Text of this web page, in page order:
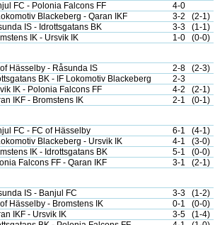
FC - Polonia Falcons FF
4-0
Blackeberg - Qaran IKF 3-2
(2-1)
IS - Idrottsgatans BK 3-3
(1-1)
IK - Ursvik IK 1-0 (0-0)
of Hässelby - Råsunda IS 2-8
(2-3)
BK - IF Lokomotiv Blackeberg
2-3
IK - Polonia Falcons FF 4-2
(2-1)
IKF - Bromstens IK 2-1 (0-1)
FC - FC of Hässelby 6-1
(4-1)
Blackeberg - Ursvik IK 4-1
(3-0)
IK - Idrottsgatans BK 5-1
(0-0)
Falcons FF - Qaran IKF 3-1 (2-1)
IS - Banjul FC 3-3
(1-2)
Hässelby - Bromstens IK 0-1
(0-0)
IKF - Ursvik IK 3-5
(1-4)